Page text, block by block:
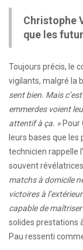
Christophe
que les
Toujours précis, le
vigilants, malgré la
sent bien. Mais
emmerdes voient
attentif à ça. » Pour
leurs bases que les
technicien rappelle
souvent
matchs à domicile
victoires à
capable de
solides prestations
Pau ressenti